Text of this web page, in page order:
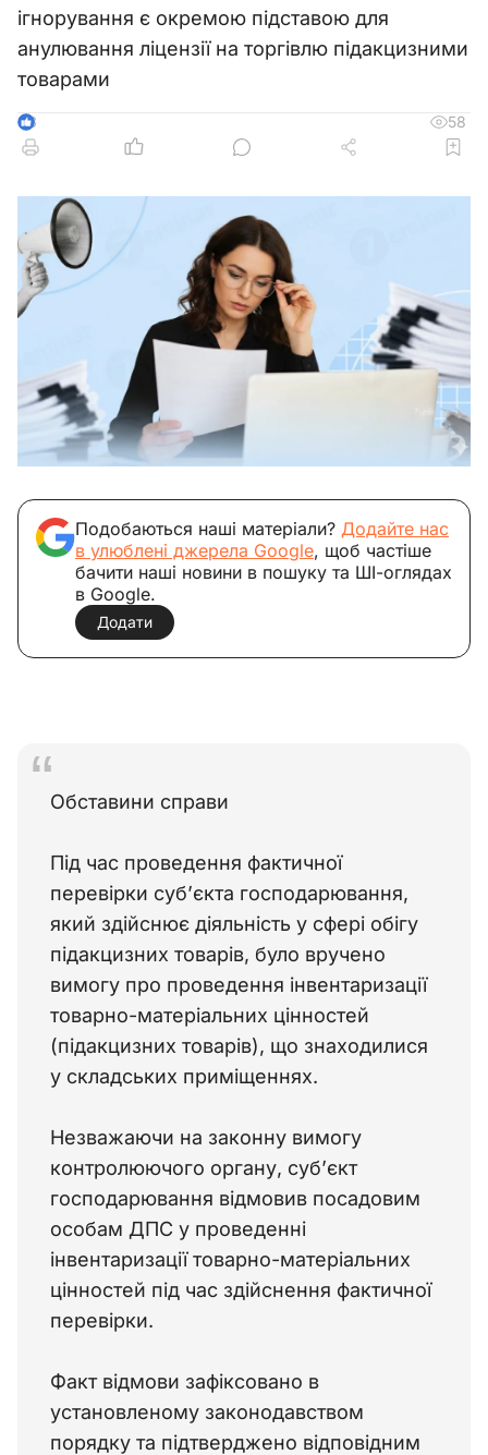
ігнорування є окремою підставою для
анулювання ліцензії на торгівлю підакцизними
товарами
3 58
Подобаються наші матеріали? Додайте нас
в улюблені джерела Google, щоб частіше
бачити наші новини в пошуку та ШІ-оглядах
в Google.
Додати
Обставини справи
Під час проведення фактичної
перевірки суб’єкта господарювання,
який здійснює діяльність у сфері обігу
підакцизних товарів, було вручено
вимогу про проведення інвентаризації
товарно-матеріальних цінностей
(підакцизних товарів), що знаходилися
у складських приміщеннях.
Незважаючи на законну вимогу
контролюючого органу, суб’єкт
господарювання відмовив посадовим
особам ДПС у проведенні
інвентаризації товарно-матеріальних
цінностей під час здійснення фактичної
перевірки.
Факт відмови зафіксовано в
установленому законодавством
порядку та підтверджено відповідним